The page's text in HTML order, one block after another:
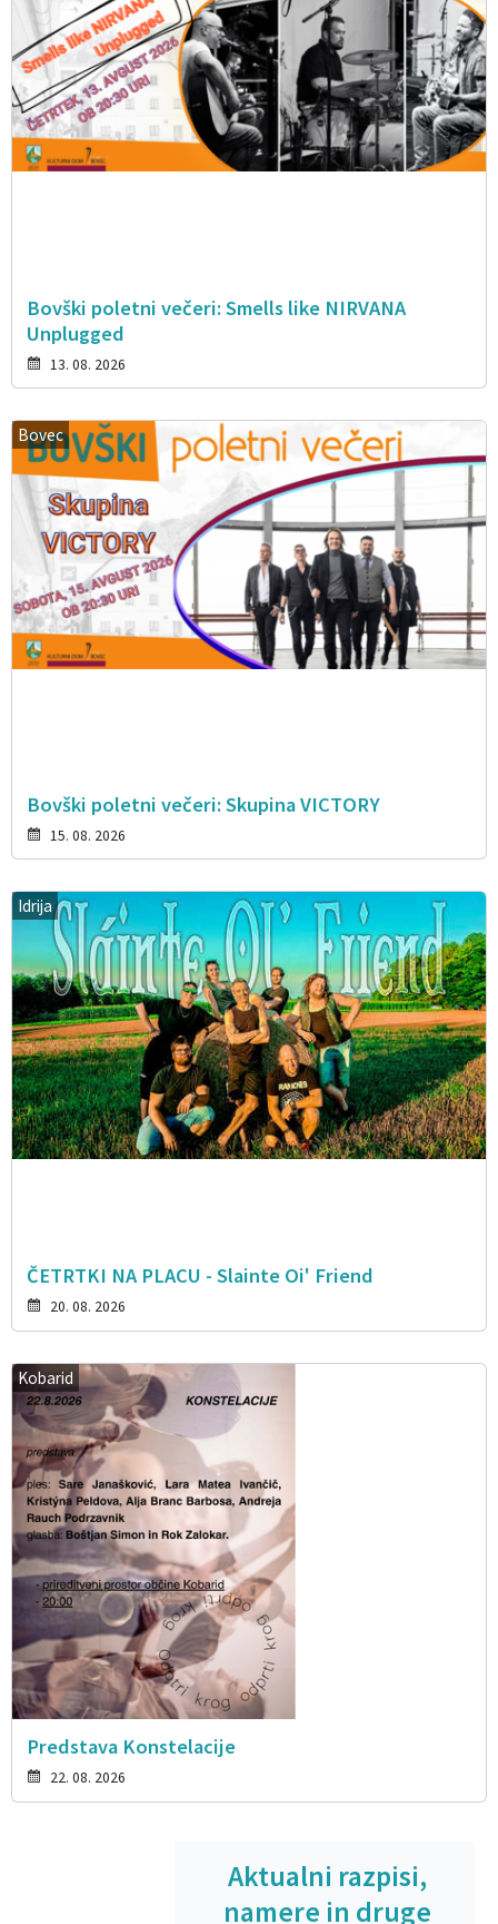
Bovški poletni večeri: Smells like NIRVANA
Unplugged
13. 08. 2026
Bovec
Bovški poletni večeri: Skupina VICTORY
15. 08. 2026
Idrija
ČETRTKI NA PLACU - Slainte Oi' Friend
20. 08. 2026
Kobarid
Predstava Konstelacije
22. 08. 2026
Aktualni razpisi,
namere in druge